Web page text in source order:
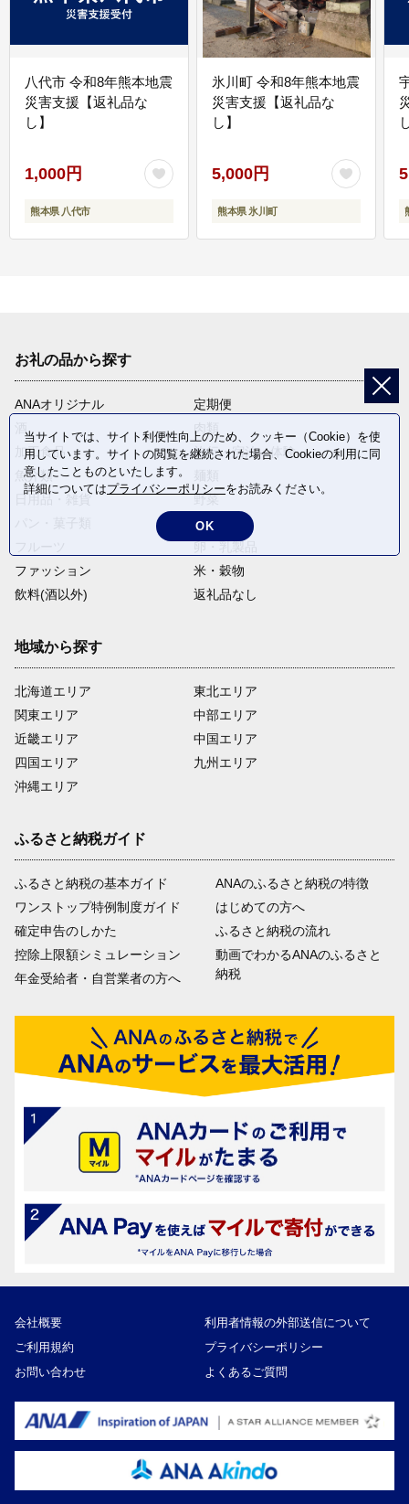
八代市 令和8年熊本地震
災害支援【返礼品な
し】
1,000円
熊本県 八代市
氷川町 令和8年熊本地震
災害支援【返礼品な
し】
5,000円
熊本県 氷川町
お礼の品から探す
ANAオリジナル
定期便
肉類
加工食品
旅行・宿泊・体験
魚介類
日用品・雑貨
野菜
電化製品
ファッション
米・穀物
飲料(酒以外)
返礼品なし
地域から探す
北海道エリア
関東エリア
近畿エリア
四国エリア
沖縄エリア
東北エリア
中部エリア
中国エリア
九州エリア
ふるさと納税ガイド
ふるさと納税の基本ガイド
ワンストップ特例制度ガイド
確定申告のしかた
控除上限額シミュレーション
年金受給者・自営業者の方へ
ANAのふるさと納税の特徴
はじめての方へ
ふるさと納税の流れ
動画でわかるANAのふるさと
納税
会社概要
利用者情報の外部送信について
ご利用規約
プライバシーポリシー
お問い合わせ
よくあるご質問
当サイトでは、サイト利便性向上のため、クッキー（Cookie）を使
用しています。サイトの閲覧を継続された場合、Cookieの利用に同
意したことものといたします。
詳細についてはプライバシーポリシーをお読みください。
OK